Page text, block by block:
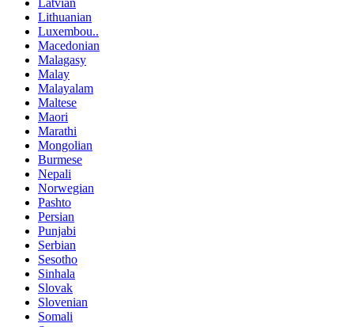
Latvian
Lithuanian
Luxembou..
Macedonian
Malagasy
Malay
Malayalam
Maltese
Maori
Marathi
Mongolian
Burmese
Nepali
Norwegian
Pashto
Persian
Punjabi
Serbian
Sesotho
Sinhala
Slovak
Slovenian
Somali